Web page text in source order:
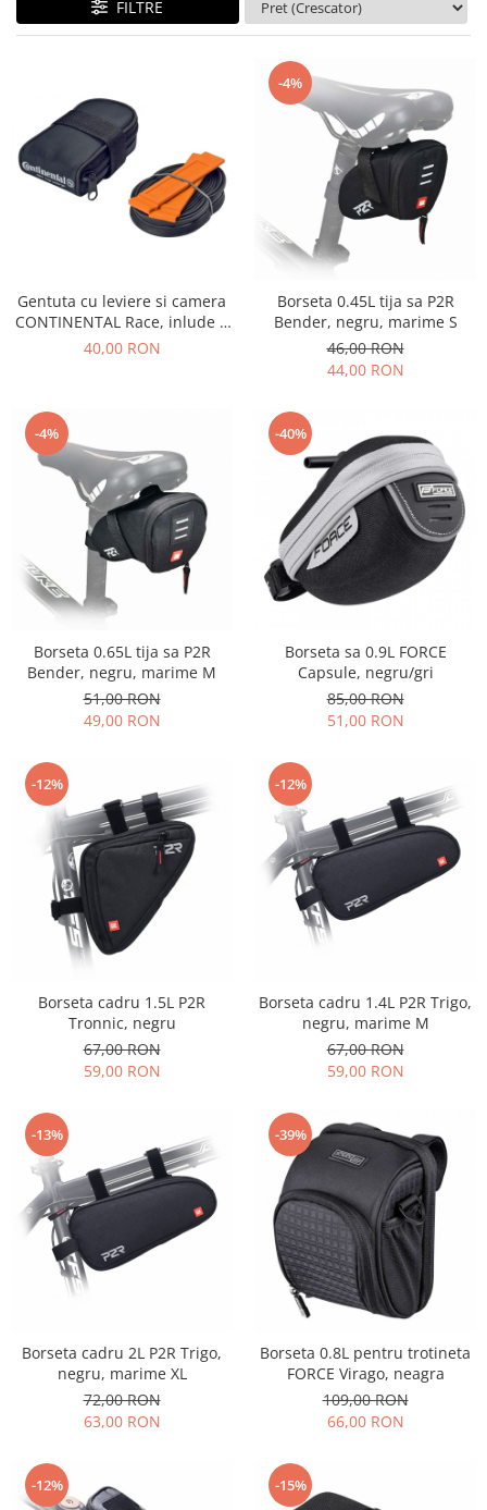
TRANSMISIE
PANTALONI PROTECTIE
BANDANE
CACIULI
MASTI/CAGULE
FILTRE
Gentuta cu leviere si camera
CONTINENTAL Race, inlude 2
leviere+camera 26"x1.75-2.50
40,00 RON
-4%
Borseta 0.45L tija sa P2R
Bender, negru, marime S
46,00 RON
44,00 RON
-4%
Borseta 0.65L tija sa P2R
Bender, negru, marime M
51,00 RON
49,00 RON
-40%
Borseta sa 0.9L FORCE
Capsule, negru/gri
85,00 RON
51,00 RON
-12%
Borseta cadru 1.5L P2R
Tronnic, negru
67,00 RON
59,00 RON
-12%
Borseta cadru 1.4L P2R Trigo,
negru, marime M
67,00 RON
59,00 RON
-13%
Borseta cadru 2L P2R Trigo,
negru, marime XL
72,00 RON
63,00 RON
-39%
Borseta 0.8L pentru trotineta
FORCE Virago, neagra
109,00 RON
66,00 RON
-12% -15%